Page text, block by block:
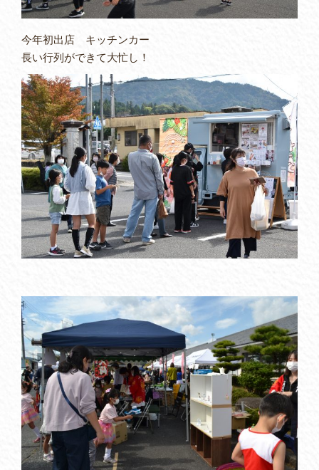
今年初出店 キッチンカー
長い行列ができて大忙し！